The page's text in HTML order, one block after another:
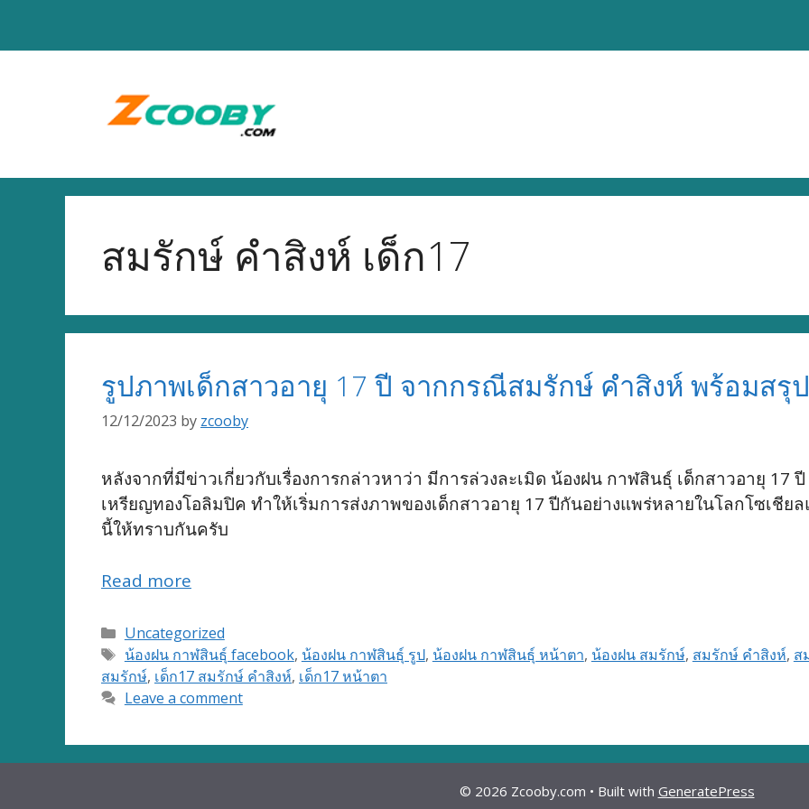
สมรักษ์ คำสิงห์ เด็ก17
รูปภาพเด็กสาวอายุ 17 ปี จากกรณีสมรักษ์ คำสิงห์ พร้อมสรุ
12/12/2023 by zcooby
หลังจากที่มีข่าวเกี่ยวกับเรื่องการกล่าวหาว่า มีการล่วงละเมิด น้องฝน กาฬสินธุ์ เด็กสาวอายุ 17
เหรียญทองโอลิมปิค ทำให้เริ่มการส่งภาพของเด็กสาวอายุ 17 ปีกันอย่างแพร่หลายในโลกโซเชี
นี้ให้ทราบกันครับ
Read more
Categories
Uncategorized
Tags
น้องฝน กาฬสินธุ์ facebook, น้องฝน กาฬสินธุ์ รูป, น้องฝน กาฬสินธุ์ หน้าตา, น้องฝน สมรักษ์, สมรักษ์ คำสิงห์, ส
สมรักษ์, เด็ก17 สมรักษ์ คำสิงห์, เด็ก17 หน้าตา
Leave a comment
© 2026 Zcooby.com • Built with GeneratePress